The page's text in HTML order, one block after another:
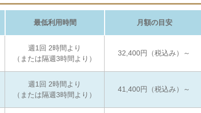
最低利用時間 月額の目安
週1回 2時間より
（または隔週3時間より）
32,400円（税込み）～
週1回 2時間より
（または隔週3時間より）
41,400円（税込み）～